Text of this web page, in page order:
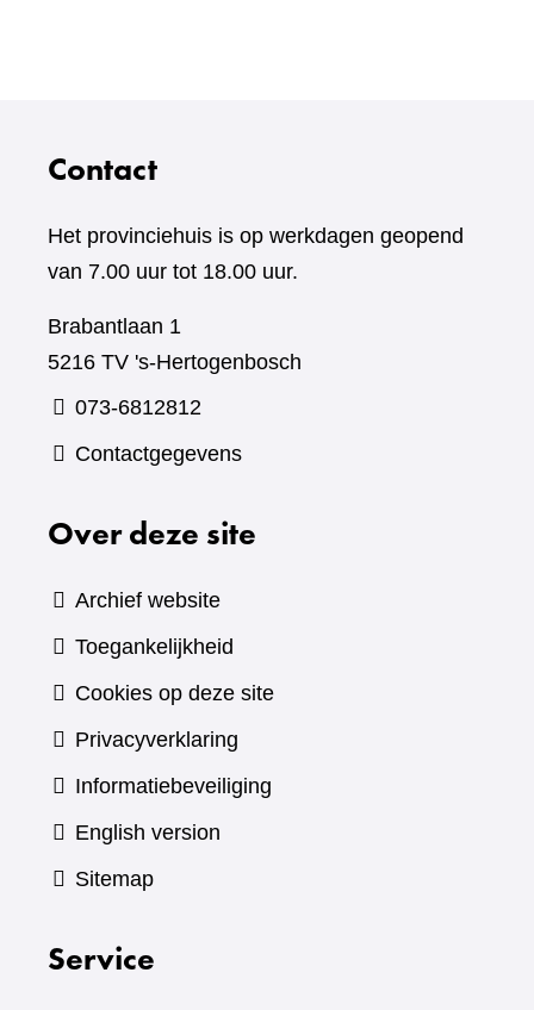
Contact
Het provinciehuis is op werkdagen geopend
van 7.00 uur tot 18.00 uur.
Brabantlaan 1
5216 TV 's-Hertogenbosch
073-6812812
Contactgegevens
Over deze site
Archief website
Toegankelijkheid
Cookies op deze site
Privacyverklaring
Informatiebeveiliging
English version
Sitemap
Service